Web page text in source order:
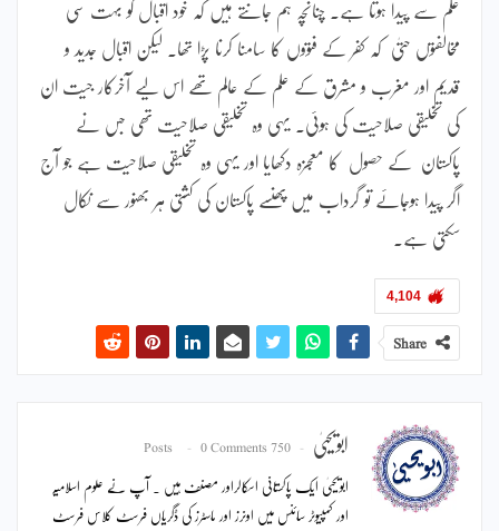
علم سے پیدا ہوتا ہے۔ چنانچہ ہم جانتے ہیں کہ خود اقبال کو بہت سی
مخالفتوں حتیٰ کہ کفر کے فتووں کا سامنا کرنا پڑا تھا۔ لیکن اقبال جدید و
قدیم اور مغرب و مشرق کے علم کے عالم تھے اس لیے آخرکار جیت ان
کی تخلیقی صلاحیت کی ہوئی۔ یہی وہ تخلیقی صلاحیت تھی جس نے
پاکستان کے حصول کا معجزہ دکھایا اور یہی وہ تخلیقی صلاحیت ہے جو آج
اگر پیدا ہوجائے تو گرداب میں پھنسے پاکستان کی کشتی ہر بھنور سے نکال
سکتی ہے۔
4,104
Share
ابویحییٰ 750 Posts
0 Comments
ابویحییٰ ایک پاکستانی اسکالراور مصنف ہیں ۔ آپ نے علوم اسلامیہ
اور کمپیوٹر سائنس میں اونرز اور ماسٹرز کی ڈگریاں فرسٹ کلاس فرسٹ